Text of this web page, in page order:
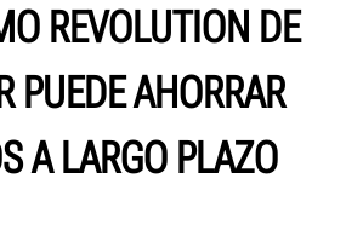
REVOLUTION DE
PUEDE AHORRAR
A LARGO PLAZO